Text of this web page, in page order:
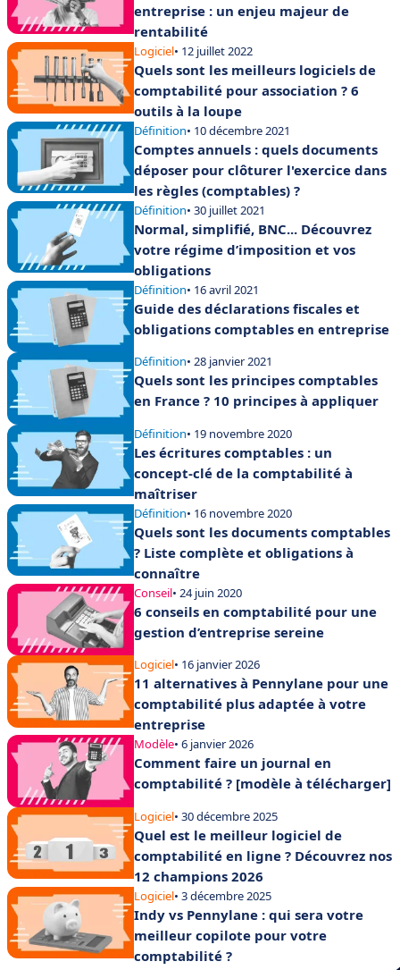
entreprise : un enjeu majeur de
rentabilité
Logiciel• 12 juillet 2022
Quels sont les meilleurs logiciels de
comptabilité pour association ? 6
outils à la loupe
Définition• 10 décembre 2021
Comptes annuels : quels documents
déposer pour clôturer l'exercice dans
les règles (comptables) ?
Définition• 30 juillet 2021
Normal, simplifié, BNC... Découvrez
votre régime d’imposition et vos
obligations
Définition• 16 avril 2021
Guide des déclarations fiscales et
obligations comptables en entreprise
Définition• 28 janvier 2021
Quels sont les principes comptables
en France ? 10 principes à appliquer
Définition• 19 novembre 2020
Les écritures comptables : un
concept-clé de la comptabilité à
maîtriser
Définition• 16 novembre 2020
Quels sont les documents comptables
? Liste complète et obligations à
connaître
Conseil• 24 juin 2020
6 conseils en comptabilité pour une
gestion d’entreprise sereine
Logiciel• 16 janvier 2026
11 alternatives à Pennylane pour une
comptabilité plus adaptée à votre
entreprise
Modèle• 6 janvier 2026
Comment faire un journal en
comptabilité ? [modèle à télécharger]
Logiciel• 30 décembre 2025
Quel est le meilleur logiciel de
comptabilité en ligne ? Découvrez nos
12 champions 2026
Logiciel• 3 décembre 2025
Indy vs Pennylane : qui sera votre
meilleur copilote pour votre
comptabilité ?